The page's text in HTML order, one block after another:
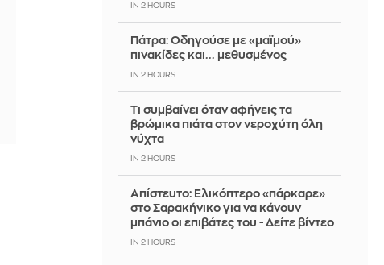
IN 2 HOURS
Πάτρα: Οδηγούσε με «μαϊμού»
πινακίδες και... μεθυσμένος
IN 2 HOURS
Τι συμβαίνει όταν αφήνεις τα
βρώμικα πιάτα στον νεροχύτη όλη
νύχτα
IN 2 HOURS
Απίστευτο: Ελικόπτερο «πάρκαρε»
στο Σαρακήνικο για να κάνουν
μπάνιο οι επιβάτες του - Δείτε βίντεο
IN 2 HOURS